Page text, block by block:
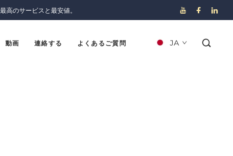
最高のサービスと最安値。
動画 連絡する よくあるご質問 JA